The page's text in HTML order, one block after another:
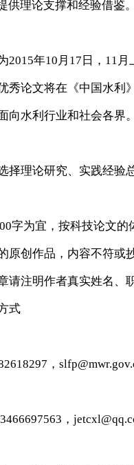
供理论支撑和经验借鉴
年10月17日，11月
秀论文将在《中国水利
水利行业和社会各界
理论研究、实践经验
为宜，按科技论文的
原创作品，内容不符或
注明作者真实姓名、
式
，
，